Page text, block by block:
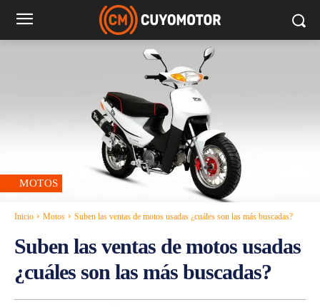
MOTOS
Inicio Motos Suben las ventas de motos usadas ¿cuáles son las más buscadas?
Suben las ventas de motos usadas
¿cuáles son las más buscadas?